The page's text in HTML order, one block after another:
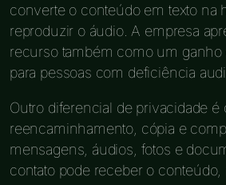
converte o conteúdo em texto na
reproduzir o áudio. A empresa
recurso também como um ganho
para pessoas com deficiência
Outro diferencial de privacidade é
reencaminhamento, cópia e
mensagens, áudios, fotos e
contato pode receber o conteúdo,